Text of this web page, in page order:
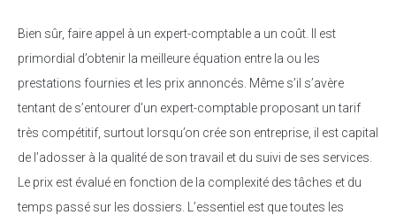
Bien sûr, faire appel à un expert-comptable a un coût. Il est
primordial d’obtenir la meilleure équation entre la ou les
prestations fournies et les prix annoncés. Même s’il s’avère
tentant de s’entourer d’un expert-comptable proposant un tarif
très compétitif, surtout lorsqu’on crée son entreprise, il est capital
de l’adosser à la qualité de son travail et du suivi de ses services.
Le prix est évalué en fonction de la complexité des tâches et du
temps passé sur les dossiers. L’essentiel est que toutes les